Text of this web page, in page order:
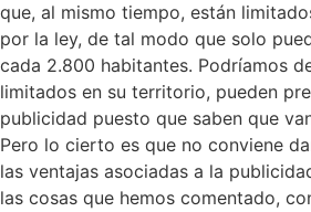
que, al mismo tiempo, están
por la ley, de tal modo que solo
cada 2.800 habitantes. Podríamos
limitados en su territorio, pueden
publicidad puesto que saben que
Pero lo cierto es que no conviene
las ventajas asociadas a la
las cosas que hemos comentado,